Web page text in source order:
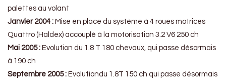
palettes au volant
Janvier 2004 : Mise en place du système à 4 roues motrices
Quattro (Haldex) accouplé à la motorisation 3.2 V6 250 ch
Mai 2005 : Evolution du 1.8 T 180 chevaux, qui passe désormais
à 190 ch
Septembre 2005 : Evolutiondu 1.8T 150 ch qui passe désormais